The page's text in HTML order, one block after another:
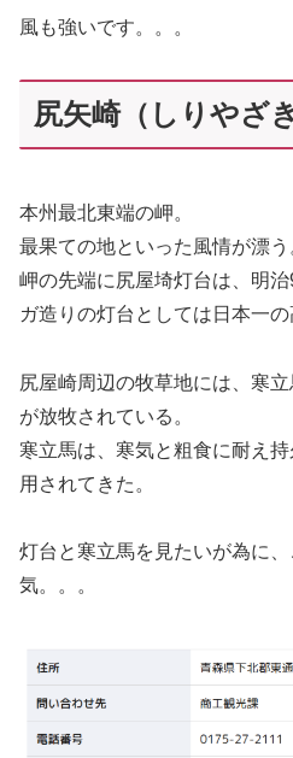
風も強いです。。。
尻矢崎（しりやざき
本州最北東端の岬。
最果ての地といった風情が漂う
岬の先端に尻屋埼灯台は、明
ガ造りの灯台としては日本一の
尻屋崎周辺の牧草地には、寒
が放牧されている。
寒立馬は、寒気と粗食に耐え
用されてきた。
灯台と寒立馬を見たいが為に
気。。。